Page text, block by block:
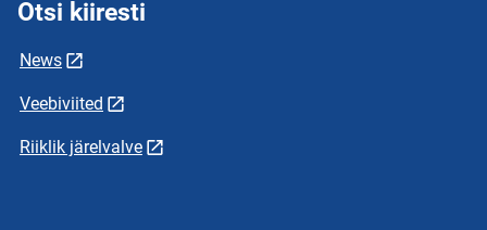
Otsi kiiresti
News
Veebiviited
Riiklik järelvalve